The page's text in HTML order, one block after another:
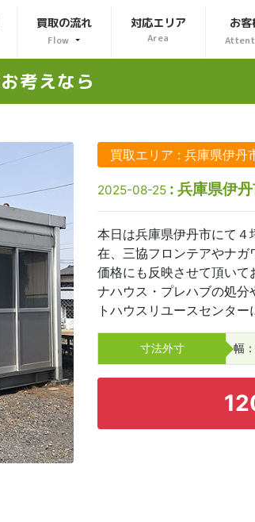
買取の流れ
Flow
対応エリア
Area
お
考えなら
買取エリア : 兵庫県伊丹
2025-08-25 : 兵庫県伊
本日は兵庫県伊丹市にて
在、三協フロンテアやナ
価格にも反映させて頂い
ナハウス・プレハブの処
トハウスリユースセンター
寸法外寸 幅